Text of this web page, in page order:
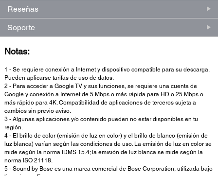
Reseñas
Soporte
Notas:
1 - Se requiere conexión a Internet y dispositivo compatible para su descarga.
Pueden aplicarse tarifas de uso de datos.
2 - Para acceder a Google TV y sus funciones, se requiere una cuenta de
Google y conexión a Internet de 5 Mbps o más rápida para HD o 25 Mbps o
más rápido para 4K. Compatibilidad de aplicaciones de terceros sujeta a
cambios sin previo aviso.
3 - Algunas aplicaciones y/o contenido pueden no estar disponibles en tu
región.
4 - El brillo de color (emisión de luz en color) y el brillo de blanco (emisión de
luz blanca) varían según las condiciones de uso. La emisión de luz en color se
mide según la norma IDMS 15.4; la emisión de luz blanca se mide según la
norma ISO 21118.
5 - Sound by Bose es una marca comercial de Bose Corporation, utilizada bajo